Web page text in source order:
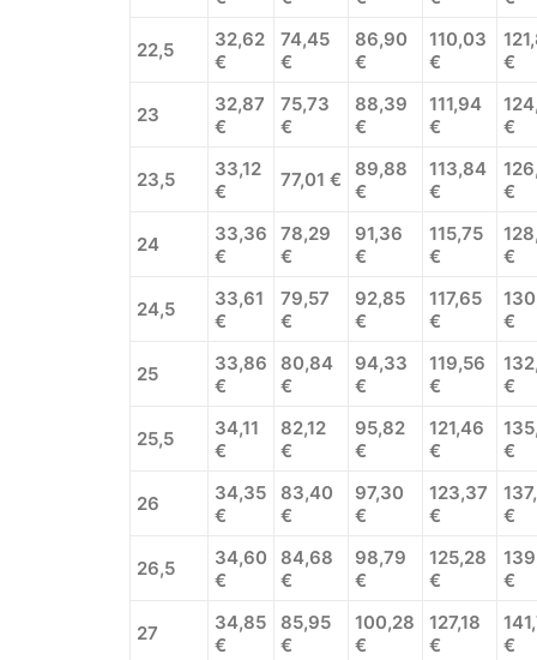
22,5
32,62
€
74,45
€
86,90
€
110,03
€
€
23
32,87
€
75,73
€
88,39
€
111,94
€
€
23,5
33,12
€
77,01 €
89,88
€
113,84
€
€
24
33,36
€
78,29
€
91,36
€
115,75
€
€
24,5
33,61
€
79,57
€
92,85
€
117,65
€
€
25
33,86
€
80,84
€
94,33
€
119,56
€
€
25,5
34,11
€
82,12
€
95,82
€
121,46
€
€
26
34,35
€
83,40
€
97,30
€
123,37
€
€
26,5
34,60
€
84,68
€
98,79
€
125,28
€
€
27
34,85
€
85,95
€
100,28
€
127,18
€
€